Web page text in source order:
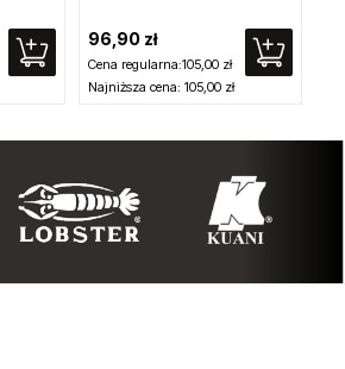
96,90 zł
Cena regularna:105,00 zł
Najniższa cena:105,00 zł